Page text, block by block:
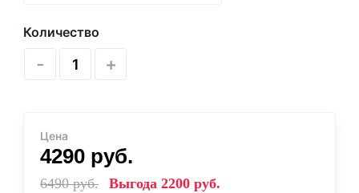
Количество
- +
Цена
4290 руб.
6490руб. Выгода 2200 руб.